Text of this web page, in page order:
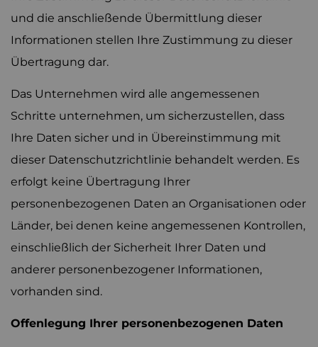
und die anschließende Übermittlung dieser
Informationen stellen Ihre Zustimmung zu dieser
Übertragung dar.
Das Unternehmen wird alle angemessenen
Schritte unternehmen, um sicherzustellen, dass
Ihre Daten sicher und in Übereinstimmung mit
dieser Datenschutzrichtlinie behandelt werden. Es
erfolgt keine Übertragung Ihrer
personenbezogenen Daten an Organisationen oder
Länder, bei denen keine angemessenen Kontrollen,
einschließlich der Sicherheit Ihrer Daten und
anderer personenbezogener Informationen,
vorhanden sind.
Offenlegung Ihrer personenbezogenen Daten